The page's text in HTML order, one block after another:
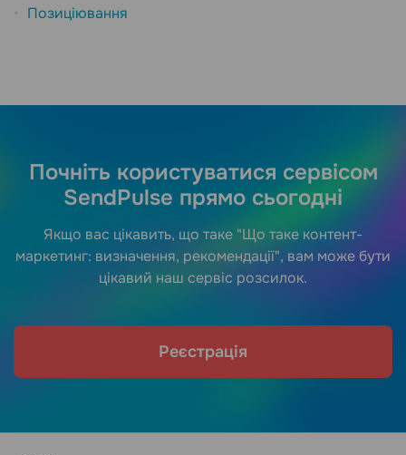
Позиціювання
Почніть користуватися сервісом
SendPulse прямо сьогодні
Якщо вас цікавить, що таке "Що таке контент-
маркетинг: визначення, рекомендації", вам може бути
цікавий наш сервіс розсилок.
Реєстрація